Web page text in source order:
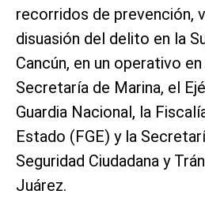
recorridos de prevención,
disuasión del delito en la
Cancún, en un operativo
Secretaría de Marina, el
Guardia Nacional, la
Estado (FGE) y la
Seguridad Ciudadana y
Juárez.